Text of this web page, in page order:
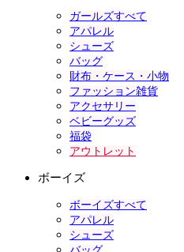
ガールズすべて
アパレル
シューズ
バッグ
財布・ケース・小物
ファッション雑貨
アクセサリー
ベビーグッズ
福袋
アウトレット
ボーイズ
ボーイズすべて
アパレル
シューズ